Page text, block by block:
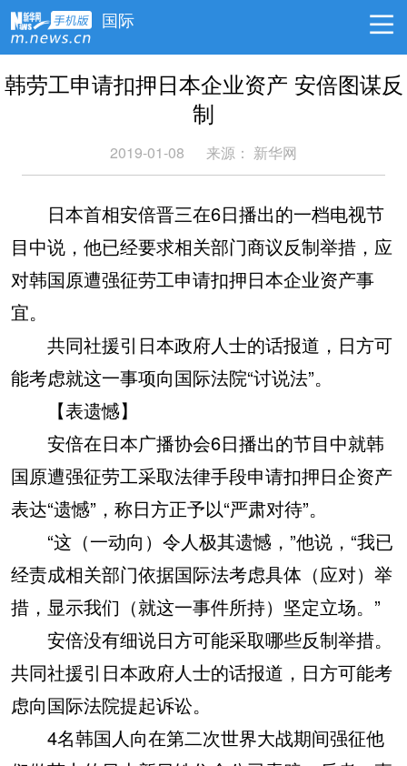
国际
韩劳工申请扣押日本企业资产 安倍图谋反
制
2019-01-08 来源： 新华网
日本首相安倍晋三在6日播出的一档电视节
目中说，他已经要求相关部门商议反制举措，应
对韩国原遭强征劳工申请扣押日本企业资产事
宜。
共同社援引日本政府人士的话报道，日方可
能考虑就这一事项向国际法院“讨说法”。
【表遗憾】
安倍在日本广播协会6日播出的节目中就韩
国原遭强征劳工采取法律手段申请扣押日企资产
表达“遗憾”，称日方正予以“严肃对待”。
“这（一动向）令人极其遗憾，”他说，“我已
经责成相关部门依据国际法考虑具体（应对）举
措，显示我们（就这一事件所持）坚定立场。”
安倍没有细说日方可能采取哪些反制举措。
共同社援引日本政府人士的话报道，日方可能考
虑向国际法院提起诉讼。
4名韩国人向在第二次世界大战期间强征他